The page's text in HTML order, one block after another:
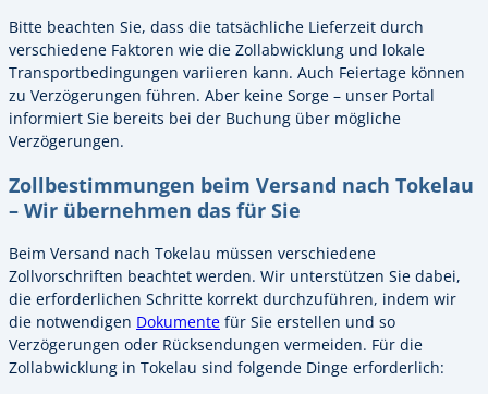
Bitte beachten Sie, dass die tatsächliche Lieferzeit durch
verschiedene Faktoren wie die Zollabwicklung und lokale
Transportbedingungen variieren kann. Auch Feiertage können
zu Verzögerungen führen. Aber keine Sorge – unser Portal
informiert Sie bereits bei der Buchung über mögliche
Verzögerungen.
Zollbestimmungen beim Versand nach Tokelau
– Wir übernehmen das für Sie
Beim Versand nach Tokelau müssen verschiedene
Zollvorschriften beachtet werden. Wir unterstützen Sie dabei,
die erforderlichen Schritte korrekt durchzuführen, indem wir
die notwendigen Dokumente für Sie erstellen und so
Verzögerungen oder Rücksendungen vermeiden. Für die
Zollabwicklung in Tokelau sind folgende Dinge erforderlich: